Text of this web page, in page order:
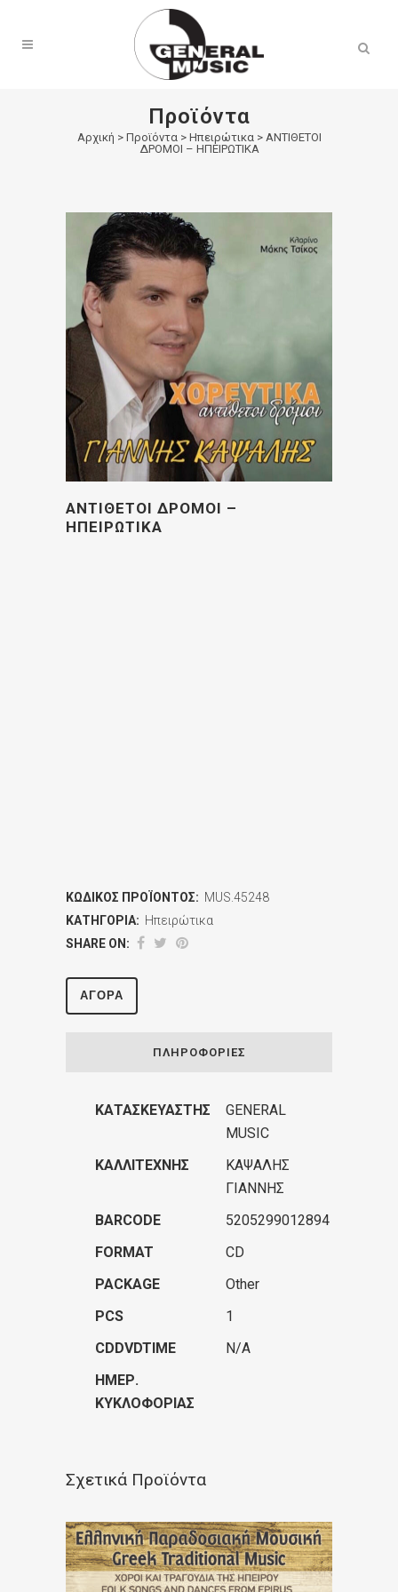
Προϊόντα
Αρχική > Προϊόντα> Ηπειρώτικα> ΑΝΤΙΘΕΤΟΙ
ΔΡΟΜΟΙ – ΗΠΕΙΡΩΤΙΚΑ
ΑΝΤΙΘΕΤΟΙ ΔΡΟΜΟΙ –
ΗΠΕΙΡΩΤΙΚΑ
ΚΩΔΙΚΌΣ ΠΡΟΪΌΝΤΟΣ: MUS.45248
ΚΑΤΗΓΟΡΊΑ: Ηπειρώτικα
SHARE ON:
ΑΓΟΡΆ
ΠΛΗΡΟΦΟΡΊΕΣ
ΚΑΤΑΣΚΕΥΑΣΤΉΣ
GENERAL
MUSIC
ΚΑΛΛΙΤΈΧΝΗΣ
ΚΑΨΑΛΗΣ
ΓΙΑΝΝΗΣ
BARCODE
5205299012894
FORMAT
CD
PACKAGE
Other
PCS
1
CDDVDTIME
N/A
ΗΜΕΡ.
ΚΥΚΛΟΦΟΡΊΑΣ
Σχετικά Προϊόντα